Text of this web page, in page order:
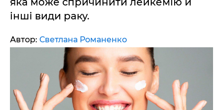
інші види раку.
Автор: Светлана Романенко